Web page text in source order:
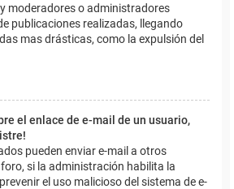
moderadores o administradores
publicaciones realizadas, llegando
mas drásticas, como la expulsión del
el enlace de e-mail de un usuario,
pueden enviar e-mail a otros
si la administración habilita la
el uso malicioso del sistema de e-